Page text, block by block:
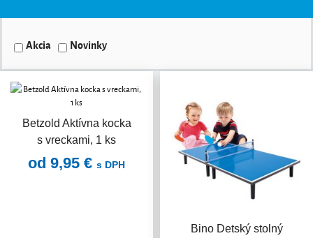
Akcia Novinky
Betzold Aktívna kocka
s vreckami, 1 ks
od 9,95 € s DPH
Bino Detský stolný